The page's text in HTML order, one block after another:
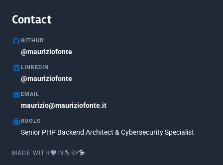
Contact
GITHUB
@mauriziofonte
LINKEDIN
@mauriziofonte
EMAIL
maurizio@mauriziofonte.it
RUOLO
Senior PHP Backend Architect & Cybersecurity Specialist
MADE WITH IN BY